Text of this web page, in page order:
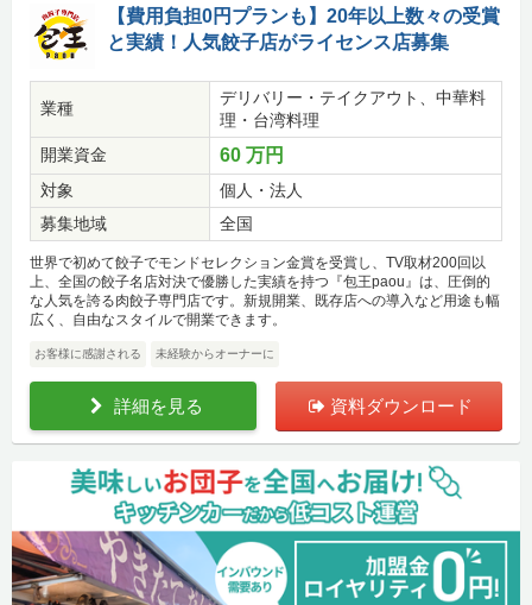
【費用負担0円プランも】20年以上数々の受賞
と実績！人気餃子店がライセンス店募集
業種
デリバリー・テイクアウト、中華料
理・台湾料理
開業資金
60 万円
対象
個人・法人
募集地域
全国
世界で初めて餃子でモンドセレクション金賞を受賞し、TV取材200回以
上、全国の餃子名店対決で優勝した実績を持つ『包王paou』は、圧倒的
な人気を誇る肉餃子専門店です。新規開業、既存店への導入など用途も幅
広く、自由なスタイルで開業できます。
お客様に感謝される 未経験からオーナーに
詳細を見る 資料ダウンロード